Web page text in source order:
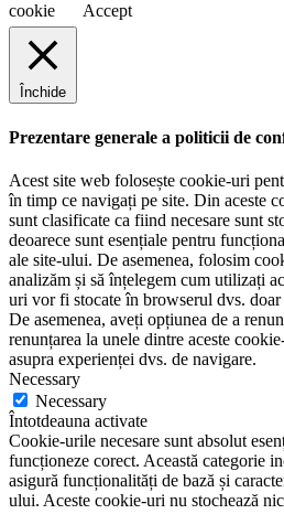
cookie
Accept
Închide
Prezentare generale a politicii de
Acest site web folosește cookie-uri
în timp ce navigați pe site. Din aceste
sunt clasificate ca fiind necesare sunt
deoarece sunt esențiale pentru
ale site-ului. De asemenea, folosim
analizăm și să înțelegem cum utilizați
uri vor fi stocate în browserul dvs.
De asemenea, aveți opțiunea de a
renunțarea la unele dintre aceste
asupra experienței dvs. de navigare.
Necessary
Necessary
Întotdeauna activate
Cookie-urile necesare sunt absolut
funcționeze corect. Această categorie
asigură funcționalități de bază și
ului. Aceste cookie-uri nu stochează